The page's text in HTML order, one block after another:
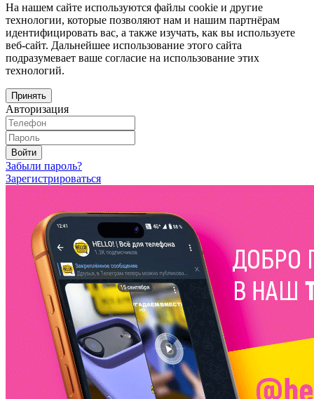
На нашем сайте используются файлы cookie и другие
технологии, которые позволяют нам и нашим партнёрам
идентифицировать вас, а также изучать, как вы используете
веб-сайт. Дальнейшее использование этого сайта
подразумевает ваше согласие на использование этих
технологий.
Принять
Авторизация
Войти
Забыли пароль?
Зарегистрироваться